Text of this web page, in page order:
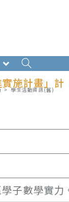
施計畫」計
> 學生活動資訊(舊)
子數學實力